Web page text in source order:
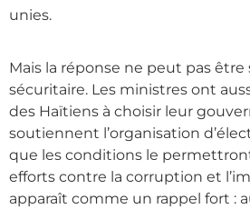
unies.
Mais la réponse ne peut pas
sécuritaire. Les ministres ont
des Haïtiens à choisir leur
soutiennent l’organisation
que les conditions le
efforts contre la corruption et
apparaît comme un rappel fort :